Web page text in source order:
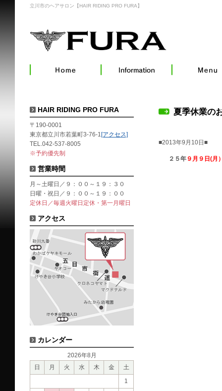
立川市のヘアサロン【HAIR RIDING PRO FURA】
夏季休業の
■2013年9月10日■
２５年 ９月９日(月
HAIR RIDING PRO FURA
〒190-0001
東京都立川市若葉町3-76-1 [アクセス]
TEL.042-537-8005
※予約優先制
営業時間
月～土曜日／９：００～１９：３０
日曜・祝日／９：００～１９：００
定休日／毎週火曜日定休・第一月曜日
アクセス
カレンダー
2026年8月
日
月 火 水 木 金
土
1